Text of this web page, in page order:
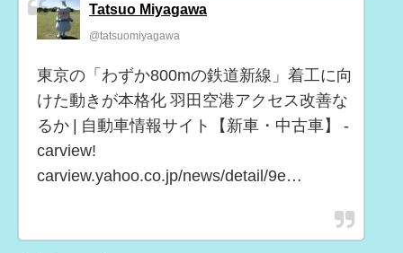
Tatsuo Miyagawa
@tatsuomiyagawa
東京の「わずか800mの鉄道新線」着工に向
けた動きが本格化 羽田空港アクセス改善な
るか | 自動車情報サイト【新車・中古車】 -
carview!
carview.yahoo.co.jp/news/detail/9e…